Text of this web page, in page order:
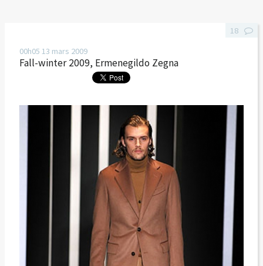
00h05 13 mars 2009
Fall-winter 2009, Ermenegildo Zegna
18